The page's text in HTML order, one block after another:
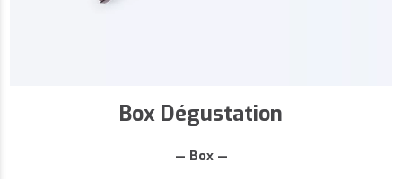
Box Dégustation
— Box —